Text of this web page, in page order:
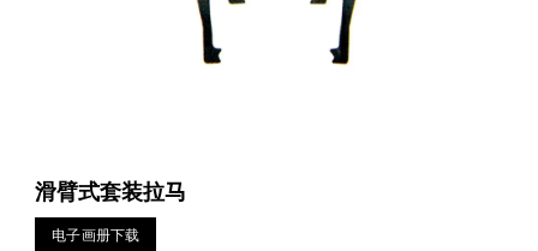
滑臂式套装拉马
电子画册下载